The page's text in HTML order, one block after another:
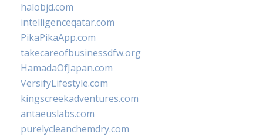
halobjd.com
intelligenceqatar.com
PikaPikaApp.com
takecareofbusinessdfw.org
HamadaOfJapan.com
VersifyLifestyle.com
kingscreekadventures.com
antaeuslabs.com
purelycleanchemdry.com